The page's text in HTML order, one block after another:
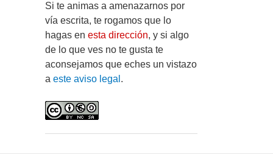
Si te animas a amenazarnos por
vía escrita, te rogamos que lo
hagas en esta dirección, y si algo
de lo que ves no te gusta te
aconsejamos que eches un vistazo
a este aviso legal .